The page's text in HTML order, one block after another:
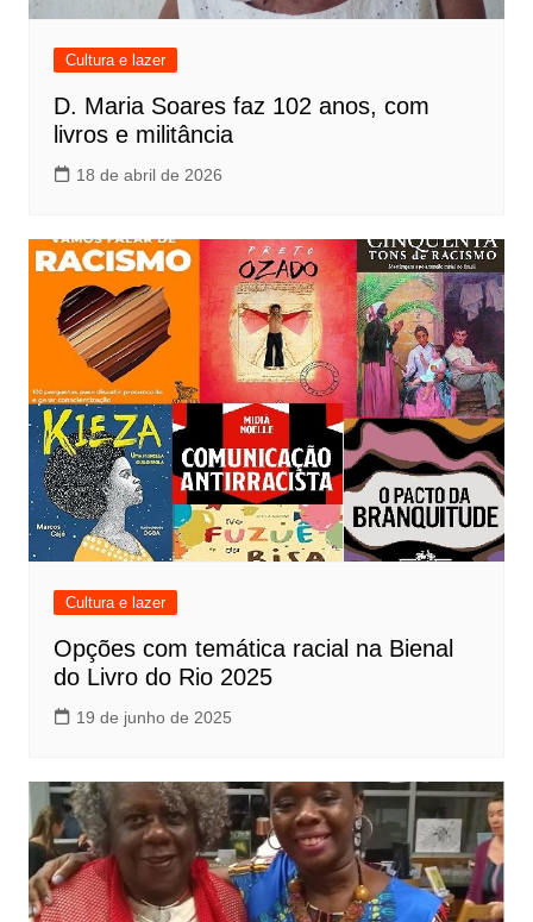
Cultura e lazer
D. Maria Soares faz 102 anos, com
livros e militância
18 de abril de 2026
Cultura e lazer
Opções com temática racial na Bienal
do Livro do Rio 2025
19 de junho de 2025